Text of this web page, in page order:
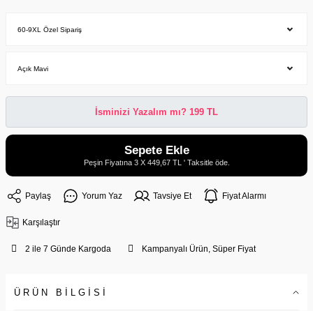
İsminizi Yazalım mı? 199 TL
Sepete Ekle
Peşin Fiyatına 3 X 449,67 TL ' Taksitle öde.
Paylaş Yorum Yaz Tavsiye Et Fiyat Alarmı
Karşılaştır
2 ile 7 Günde Kargoda Kampanyalı Ürün, Süper Fiyat
ÜRÜN BİLGİSİ